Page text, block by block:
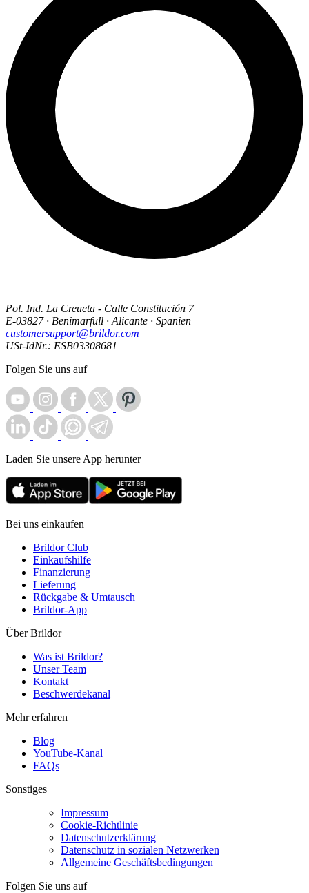
Pol. Ind. La Creueta - Calle Constitución 7
E-03827 · Benimarfull · Alicante · Spanien
customersupport@brildor.com
USt-IdNr.: ESB03308681
Folgen Sie uns auf
Laden Sie unsere App herunter
Bei uns einkaufen
Brildor Club
Einkaufshilfe
Finanzierung
Lieferung
Rückgabe & Umtausch
Brildor-App
Über Brildor
Was ist Brildor?
Unser Team
Kontakt
Beschwerdekanal
Mehr erfahren
Blog
YouTube-Kanal
FAQs
Sonstiges
Impressum
Cookie-Richtlinie
Datenschutzerklärung
Datenschutz in sozialen Netzwerken
Allgemeine Geschäftsbedingungen
Folgen Sie uns auf